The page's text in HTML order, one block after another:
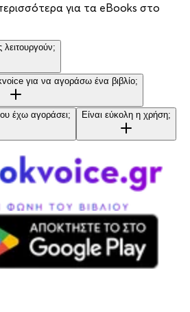
για τα eBooks στο
για να αγοράσω ένα βιβλίο;
έχω αγοράσει; Είναι εύκολη η χρήση;